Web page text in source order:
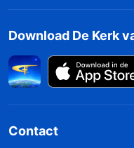
Download De Kerk
Contact